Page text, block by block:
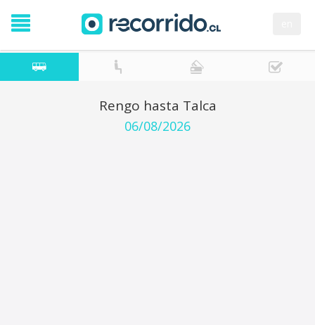
Rengo hasta Talca
06/08/2026